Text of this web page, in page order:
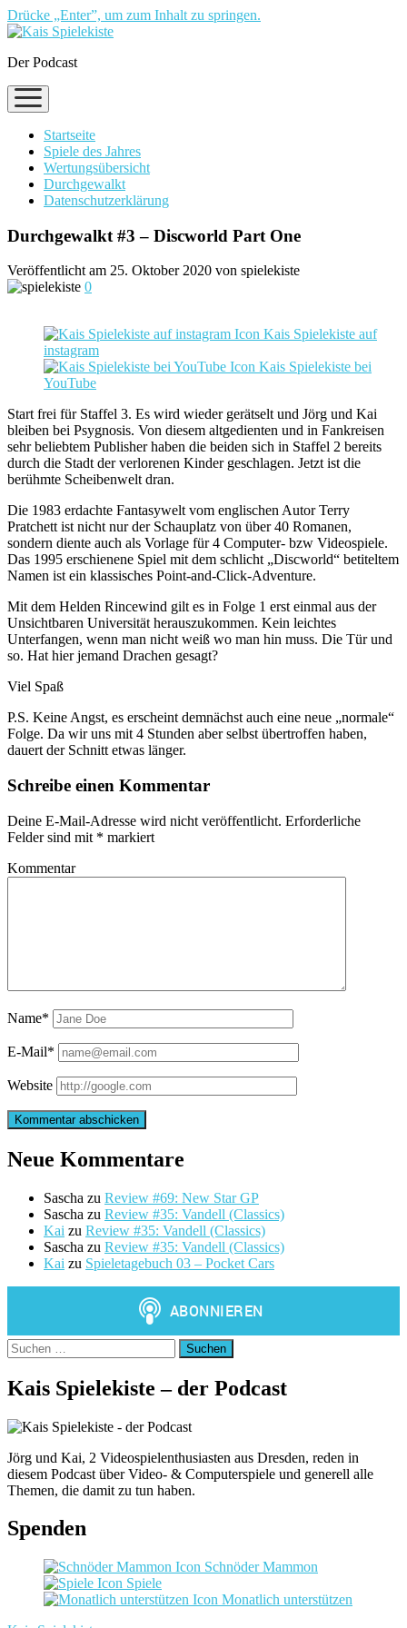
Drücke „Enter”, um zum Inhalt zu springen.
Der Podcast
Menü
öffnen
Startseite
Spiele des Jahres
Wertungsübersicht
Durchgewalkt
Datenschutzerklärung
Durchgewalkt #3 – Discworld Part One
Veröffentlicht am 25. Oktober 2020 von spielekiste
0
Kais Spielekiste auf
instagram
Kais Spielekiste bei
YouTube
Start frei für Staffel 3. Es wird wieder gerätselt und Jörg und Kai
bleiben bei Psygnosis. Von diesem altgedienten und in Fankreisen
sehr beliebtem Publisher haben die beiden sich in Staffel 2 bereits
durch die Stadt der verlorenen Kinder geschlagen. Jetzt ist die
berühmte Scheibenwelt dran.
Die 1983 erdachte Fantasywelt vom englischen Autor Terry
Pratchett ist nicht nur der Schauplatz von über 40 Romanen,
sondern diente auch als Vorlage für 4 Computer- bzw Videospiele.
Das 1995 erschienene Spiel mit dem schlicht „Discworld“ betiteltem
Namen ist ein klassisches Point-and-Click-Adventure.
Mit dem Helden Rincewind gilt es in Folge 1 erst einmal aus der
Unsichtbaren Universität herauszukommen. Kein leichtes
Unterfangen, wenn man nicht weiß wo man hin muss. Die Tür und
so. Hat hier jemand Drachen gesagt?
Viel Spaß
P.S. Keine Angst, es erscheint demnächst auch eine neue „normale“
Folge. Da wir uns mit 4 Stunden aber selbst übertroffen haben,
dauert der Schnitt etwas länger.
Schreibe einen Kommentar
Deine E-Mail-Adresse wird nicht veröffentlicht. Erforderliche
Felder sind mit * markiert
Kommentar
Name*
E-Mail*
Website
Neue Kommentare
Sascha zu Review #69: New Star GP
Sascha zu Review #35: Vandell (Classics)
Kai zu Review #35: Vandell (Classics)
Sascha zu Review #35: Vandell (Classics)
Kai zu Spieletagebuch 03 – Pocket Cars
Suchen
nach:
Kais Spielekiste – der Podcast
Jörg und Kai, 2 Videospielenthusiasten aus Dresden, reden in
diesem Podcast über Video- & Computerspiele und generell alle
Themen, die damit zu tun haben.
Spenden
Schnöder Mammon
Spiele
Monatlich unterstützen